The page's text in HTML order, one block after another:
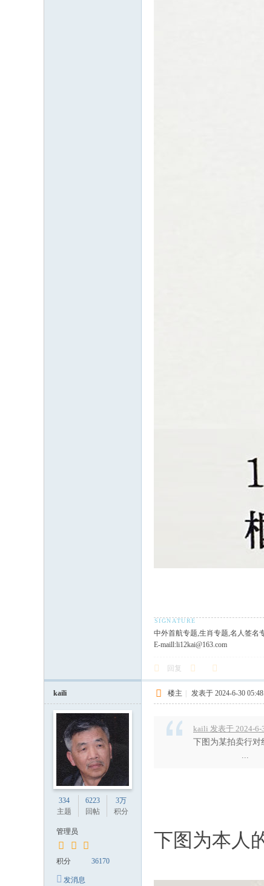
中外首航专题,生肖专题,名人签名
E-maill:li12kai@163.com
回复
kaili
334
主题
6223
回帖
3万
积分
管理员
积分 36170
发消息
楼主 发表于 2024-6-30
kaili 发表于 2024-6-
下图为某拍卖
...
下图为本人